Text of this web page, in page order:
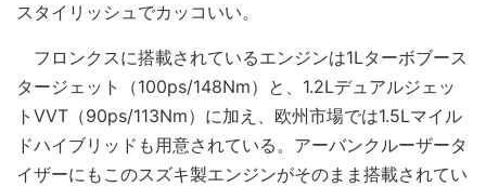
スタイリッシュでカッコいい。
フロンクスに搭載されているエンジンは1Lターボブース
タージェット（100ps/148Nm）と、1.2Lデュアルジェッ
トVVT（90ps/113Nm）に加え、欧州市場では1.5Lマイル
ドハイブリッドも用意されている。アーバンクルーザータ
イザーにもこのスズキ製エンジンがそのまま搭載されてい